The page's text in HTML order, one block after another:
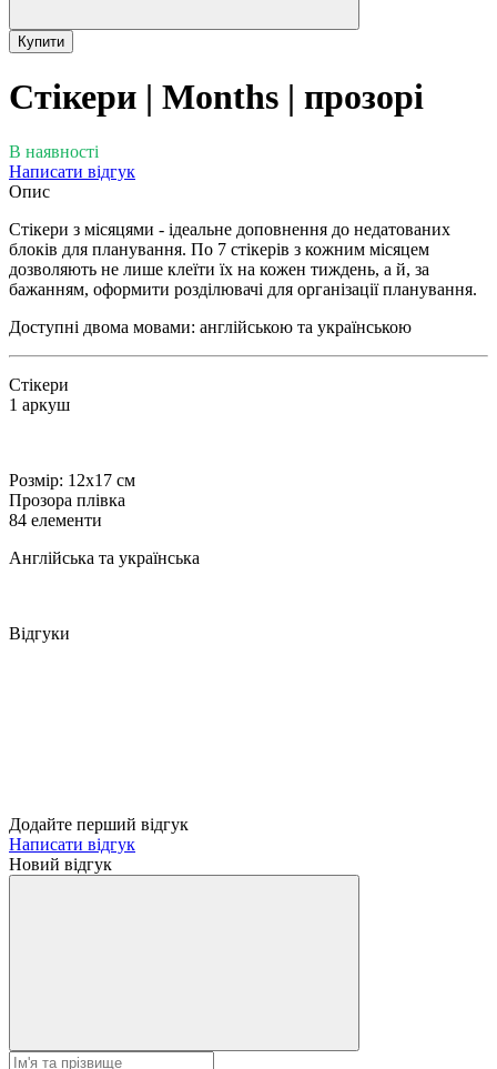
Купити
Стікери | Months | прозорі
В наявності
Написати відгук
Опис
Стікери з місяцями - ідеальне доповнення до недатованих
блоків для планування. По 7 стікерів з кожним місяцем
дозволяють не лише клеїти їх на кожен тиждень, а й, за
бажанням, оформити розділювачі для організації планування.
Доступні двома мовами: англійською та українською
Стікери
1 аркуш
Розмір: 12х17 см
Прозора плівка
84 елементи
Англійська та українська
Відгуки
Додайте перший відгук
Написати відгук
Новий відгук